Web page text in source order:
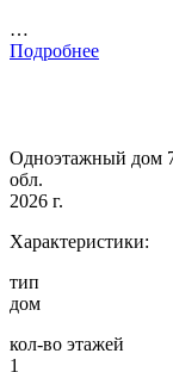
…
Подробнее
Одноэтажный дом
обл.
2026 г.
Характеристики:
тип
дом
кол-во этажей
1